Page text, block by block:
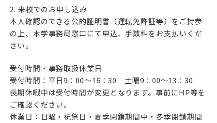
2. 来校でのお申し込み
本人確認のできる公的証明書（運転免許証等）をご持参
の上、本学事務局窓口にて申込、手数料をお支払いくだ
さい。
受付時間・事務取扱休業日
受付時間：平日9：00～16：30 土曜9：00～13：30
長期休暇中は受付時間が変更となります。事前にHP等を
ご確認ください。
休業日：日曜・祝祭日・夏季閉鎖期間中・冬季閉鎖期間